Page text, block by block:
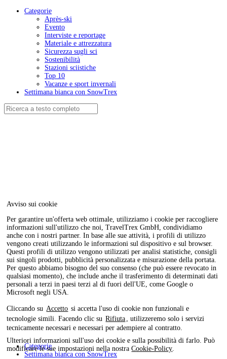
Avviso sui cookie
Per garantire un'offerta web ottimale, utilizziamo i cookie per raccogliere
informazioni sull'utilizzo che noi, TravelTrex GmbH, condividiamo
anche con i nostri partner. In base alle sue attività, i profili di utilizzo
vengono creati utilizzando le informazioni sul dispositivo e sul browser.
Questi profili di utilizzo vengono utilizzati per analisi statistiche, consigli
sui singoli prodotti, pubblicità personalizzata e misurazione della portata.
Per questo abbiamo bisogno del suo consenso (che può essere revocato in
qualsiasi momento), che include anche il trasferimento di determinati dati
personali a terzi in paesi terzi al di fuori dell'UE, come Google o
Microsoft negli USA.
Cliccando su Accetto si accetta l'uso di cookie non funzionali e
tecnologie simili. Facendo clic su Rifiuta , utilizzeremo solo i servizi
tecnicamente necessari e necessari per adempiere al contratto.
Ulteriori informazioni sull'uso dei cookie e sulla possibilità di farlo. Può
modificare le sue impostazioni nella nostraCookie-Policy
Categorie
Après-ski
Evento
Interviste e reportage
Materiale e attrezzatura
Sicurezza sugli sci
Sostenibilità
Stazioni sciistiche
Top 10
Vacanze e sport invernali
Settimana bianca con SnowTrex
Categorie
Settimana bianca con SnowTrex